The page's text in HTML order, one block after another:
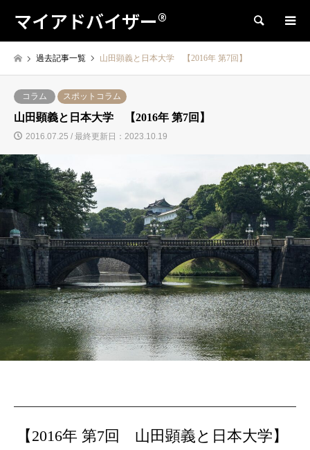
マイアドバイザー® 検索
過去記事一覧 山田顕義と日本大学 【2016年 第7回】
コラム スポットコラム
山田顕義と日本大学 【2016年 第7回】
2016.07.25 / 最終更新日：2023.10.19
【2016年 第7回 山田顕義と日本大学】